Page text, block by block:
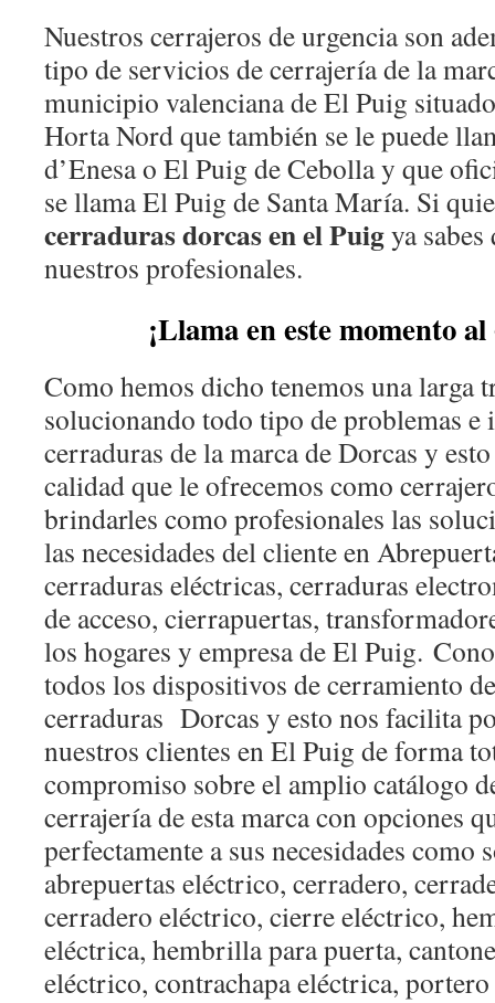
Nuestros cerrajeros de urgencia son
tipo de servicios de cerrajería de la
municipio valenciana de El Puig
Horta Nord que también se le puede
d’Enesa o El Puig de Cebolla y que
se llama El Puig de Santa María. Si
cerraduras dorcas en el Puigya
nuestros profesionales.
¡Llama en este momento al
Como hemos dicho tenemos una larga
solucionando todo tipo de problemas e
cerraduras de la marca de Dorcas y
calidad que le ofrecemos como
brindarles como profesionales las
las necesidades del cliente en
cerraduras eléctricas, cerraduras
de acceso, cierrapuertas,
los hogares y empresa de El Puig.
todos los dispositivos de cerramiento
cerraduras Dorcas y esto nos facilita
nuestros clientes en El Puig de forma
compromiso sobre el amplio catálogo
cerrajería de esta marca con opciones
perfectamente a sus necesidades como
abrepuertas eléctrico, cerradero,
cerradero eléctrico, cierre eléctrico,
eléctrica, hembrilla para puerta,
eléctrico, contrachapa eléctrica,